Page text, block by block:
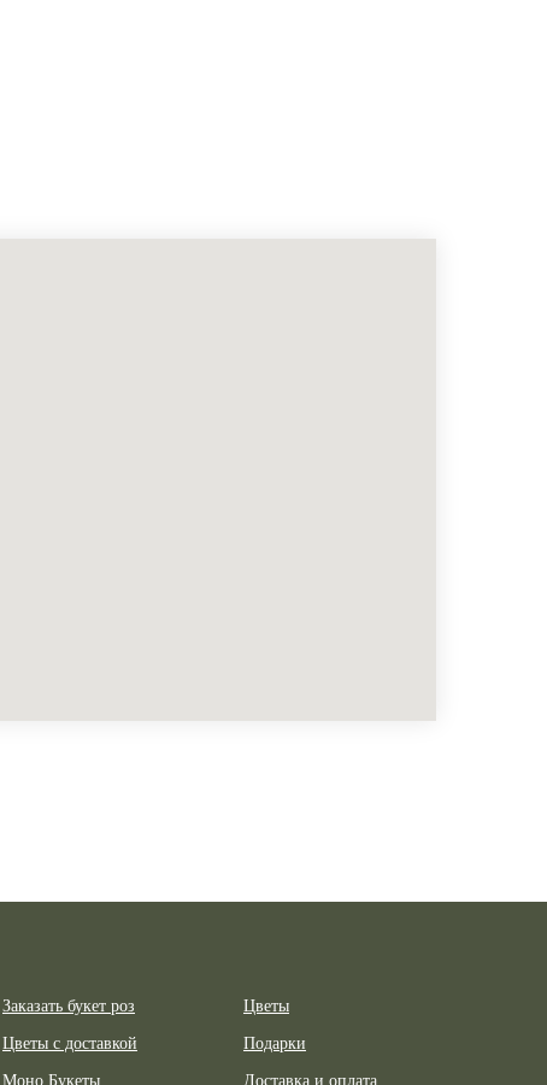
Заказать букет роз
Цветы с доставкой
Моно Букеты
Цветы
Подарки
Доставка и оплата